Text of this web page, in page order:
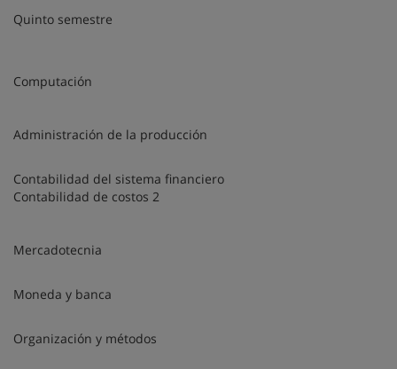
Quinto semestre
Computación
Administración de la producción
Contabilidad del sistema financiero
Contabilidad de costos 2
Mercadotecnia
Moneda y banca
Organización y métodos